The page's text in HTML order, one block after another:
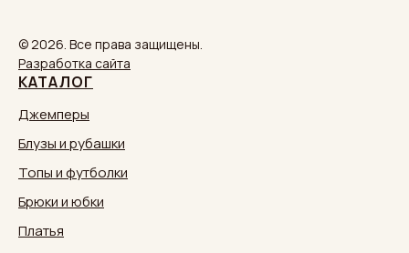
© 2026. Все права защищены.
Разработка сайта
КАТАЛОГ
Джемперы
Блузы и рубашки
Топы и футболки
Брюки и юбки
Платья